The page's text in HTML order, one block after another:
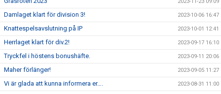
Damlaget klart för division 3! 2023-10-06 16:47
Knattespelsavslutning på IP 2023-10-01 12:41
Herrlaget klart för div.2! 2023-09-17 16:10
Tryckfel i höstens bonushäfte. 2023-09-11 20:06
Maher förlänger! 2023-09-05 11:27
Vi är glada att kunna informera er…. 2023-08-31 11:00